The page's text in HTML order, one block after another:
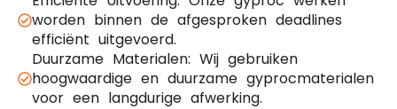
worden binnen de afgesproken deadlines
efficiënt uitgevoerd.
Duurzame Materialen: Wij gebruiken
hoogwaardige en duurzame gyprocmaterialen
voor een langdurige afwerking.